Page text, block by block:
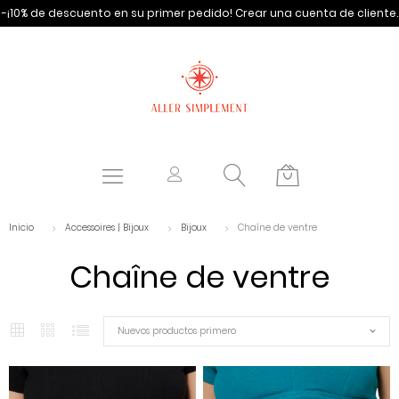
-¡10% de descuento en su primer pedido! Crear una cuenta de cliente.
Inicio Accessoires | Bijoux Bijoux Chaîne de ventre
Chaîne de ventre
Nuevos productos primero